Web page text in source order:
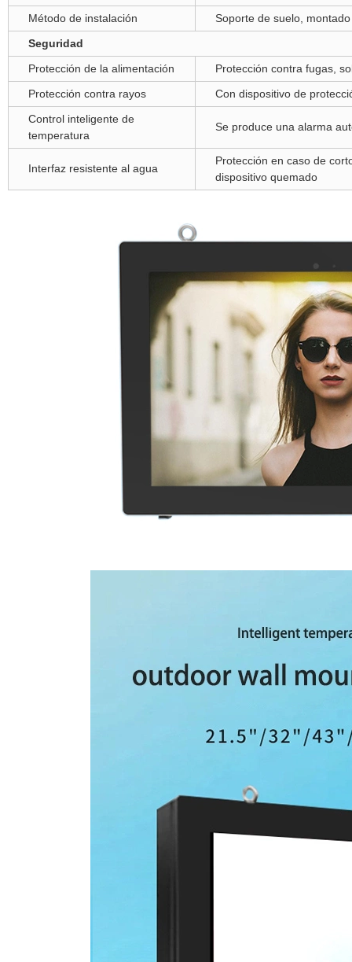
Método de instalación
Soporte de suelo,
Seguridad
Protección de la alimentación
Protección contra fugas,
Protección contra rayos
Con dispositivo de
Control inteligente de
temperatura
Se produce una alarma
Interfaz resistente al agua
Protección en caso de
dispositivo quemado